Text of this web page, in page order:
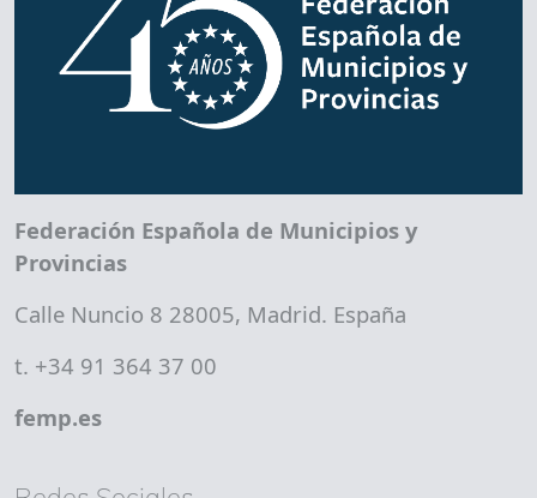
Federación Española de Municipios y
Provincias
Calle Nuncio 8 28005, Madrid. España
t. +34 91 364 37 00
femp.es